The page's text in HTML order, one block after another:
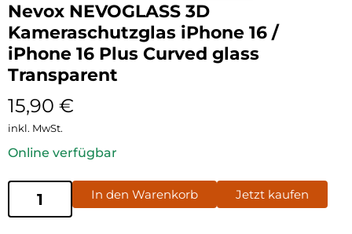
Nevox NEVOGLASS 3D
Kameraschutzglas iPhone 16 /
iPhone 16 Plus Curved glass
Transparent
15,90 €
inkl. MwSt.
Online verfügbar
In den Warenkorb Jetzt kaufen